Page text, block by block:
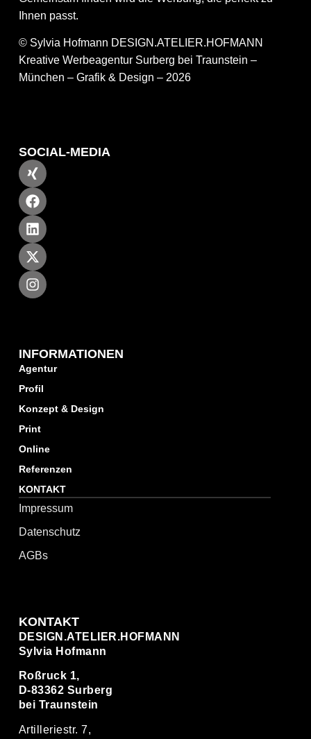
Ihnen passt.
© Sylvia Hofmann DESIGN.ATELIER.HOFMANN
Kreative Werbeagentur Surberg bei Traunstein –
München – Grafik & Design – 2026
INFORMATIONEN
Agentur
Profil
Konzept & Design
Print
Online
Referenzen
KONTAKT
Impressum
Datenschutz
AGBs
KONTAKT
DESIGN.ATELIER.HOFMANN
Sylvia Hofmann
Roßruck 1,
D-83362 Surberg
bei Traunstein
Artilleriestr. 7,
SOCIAL-MEDIA